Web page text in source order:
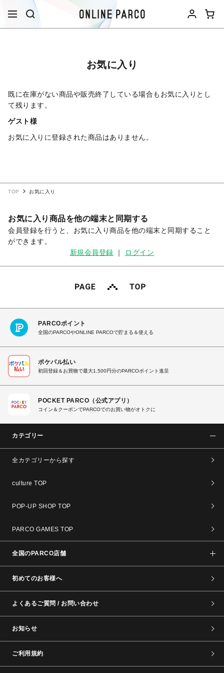
お気に入り
既に在庫がない商品や販売終了している場合もお気に入りとし
て残ります。
ゲスト様
お気に入りに登録された商品はありません。
TOP お気に入り
お気に入り商品を他の端末と同期する
会員登録を行うと、お気に入り商品を他の端末と同期すること
ができます。
新規会員登録 ｜ ログイン
PARCOポイント
全国のPARCOやONLINE PARCOで貯まる＆使える
ポケパル払い
初回登録＆お買物で最大1,500円分のPARCOポイント進呈
POCKET PARCO（公式アプリ）
コイン＆クーポンでPARCOでのお買い物がオトクに
カテゴリー
全カテゴリーから探す
culture TOP
POP-UP SHOP TOP
PARCO GAMES TOP
全国のPARCO店舗
初めてのお客様へ
よくあるご質問 / お問い合わせ
お知らせ
ご利用規約